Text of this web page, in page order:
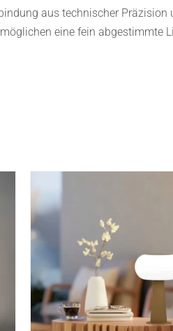
aus technischer
eine fein abgestimmte